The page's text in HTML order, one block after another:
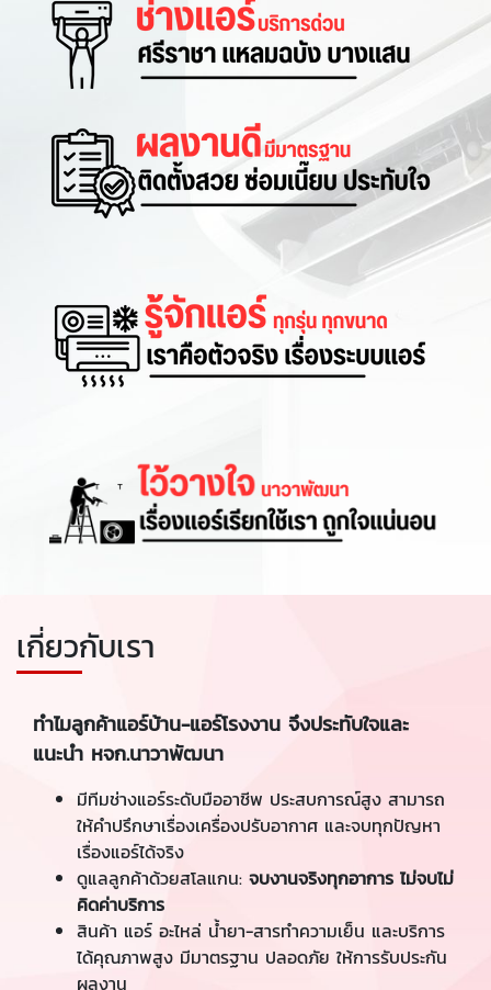
เกี่ยวกับเรา
ทำไมลูกค้าแอร์บ้าน-แอร์โรงงาน จึงประทับใจและ
แนะนำ หจก.นาวาพัฒนา
มีทีมช่างแอร์ระดับมืออาชีพ ประสบการณ์สูง สามารถ
ให้คำปรึกษาเรื่องเครื่องปรับอากาศ และจบทุกปัญหา
เรื่องแอร์ได้จริง
ดูแลลูกค้าด้วยสโลแกน: จบงานจริงทุกอาการ ไม่จบไม่
คิดค่าบริการ
สินค้า แอร์ อะไหล่ น้ำยา-สารทำความเย็น และบริการ
ได้คุณภาพสูง มีมาตรฐาน ปลอดภัย ให้การรับประกัน
ผลงาน